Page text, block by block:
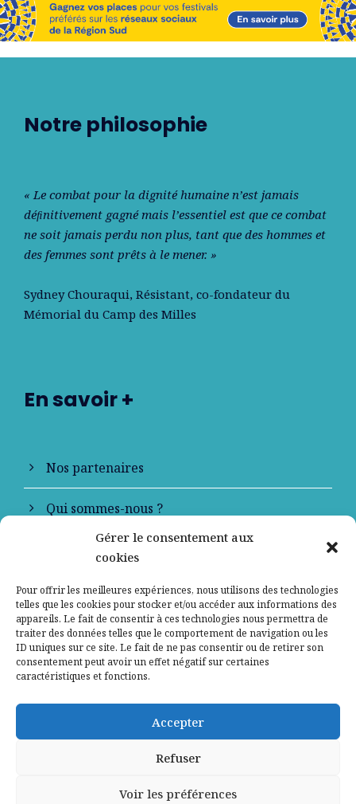
Gérer le consentement aux
cookies
Pour offrir les meilleures expériences, nous utilisons des technologies
telles que les cookies pour stocker et/ou accéder aux informations des
appareils. Le fait de consentir à ces technologies nous permettra de
traiter des données telles que le comportement de navigation ou les
ID uniques sur ce site. Le fait de ne pas consentir ou de retirer son
consentement peut avoir un effet négatif sur certaines
caractéristiques et fonctions.
Accepter
Refuser
Voir les préférences
Notre philosophie
« Le combat pour la dignité humaine n’est jamais
déﬁnitivement gagné mais l’essentiel est que ce combat
ne soit jamais perdu non plus, tant que des hommes et
des femmes sont prêts à le mener. »
Sydney Chouraqui, Résistant, co-fondateur du
Mémorial du Camp des Milles
En savoir +
Nos partenaires
Qui sommes-nous ?
Contactez-nous
Mentions légales
Politique de confidentialité